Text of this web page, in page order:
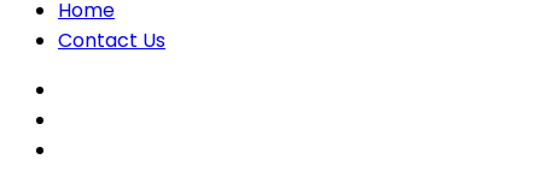
Home
Contact Us